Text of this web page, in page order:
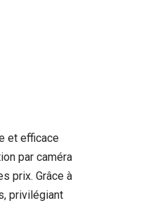
et efficace
par caméra
prix. Grâce à
privilégiant